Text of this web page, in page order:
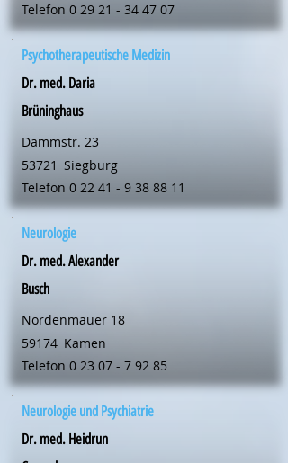
Telefon 0 29 21 - 34 47 07
Psychotherapeutische Medizin
Dr. med. Daria
Brüninghaus
Dammstr. 23
53721 Siegburg
Telefon 0 22 41 - 9 38 88 11
Neurologie
Dr. med. Alexander
Busch
Nordenmauer 18
59174 Kamen
Telefon 0 23 07 - 7 92 85
Neurologie und Psychiatrie
Dr. med. Heidrun